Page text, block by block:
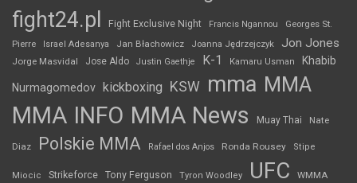
fight24.pl Fight Exclusive Night Francis Ngannou
Georges St.
Pierre
Israel Adesanya Jan Błachowicz Joanna Jędrzejczyk Jon Jones
Jorge Masvidal Jose Aldo Justin Gaethje K-1 Kamaru Usman Khabib
Nurmagomedov kickboxing KSW mma MMA
MMA INFO MMA News Muay Thai Nate
Diaz Polskie MMA Rafael dos Anjos Ronda Rousey Stipe
Miocic Strikeforce Tony Ferguson Tyron Woodley UFC WMMA